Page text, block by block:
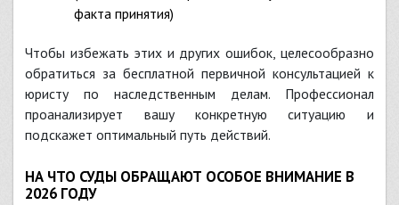
факта принятия)
Чтобы избежать этих и других ошибок, целесообразно
обратиться за бесплатной первичной консультацией к
юристу по наследственным делам. Профессионал
проанализирует вашу конкретную ситуацию и
подскажет оптимальный путь действий.
НА ЧТО СУДЫ ОБРАЩАЮТ ОСОБОЕ ВНИМАНИЕ В
2026 ГОДУ